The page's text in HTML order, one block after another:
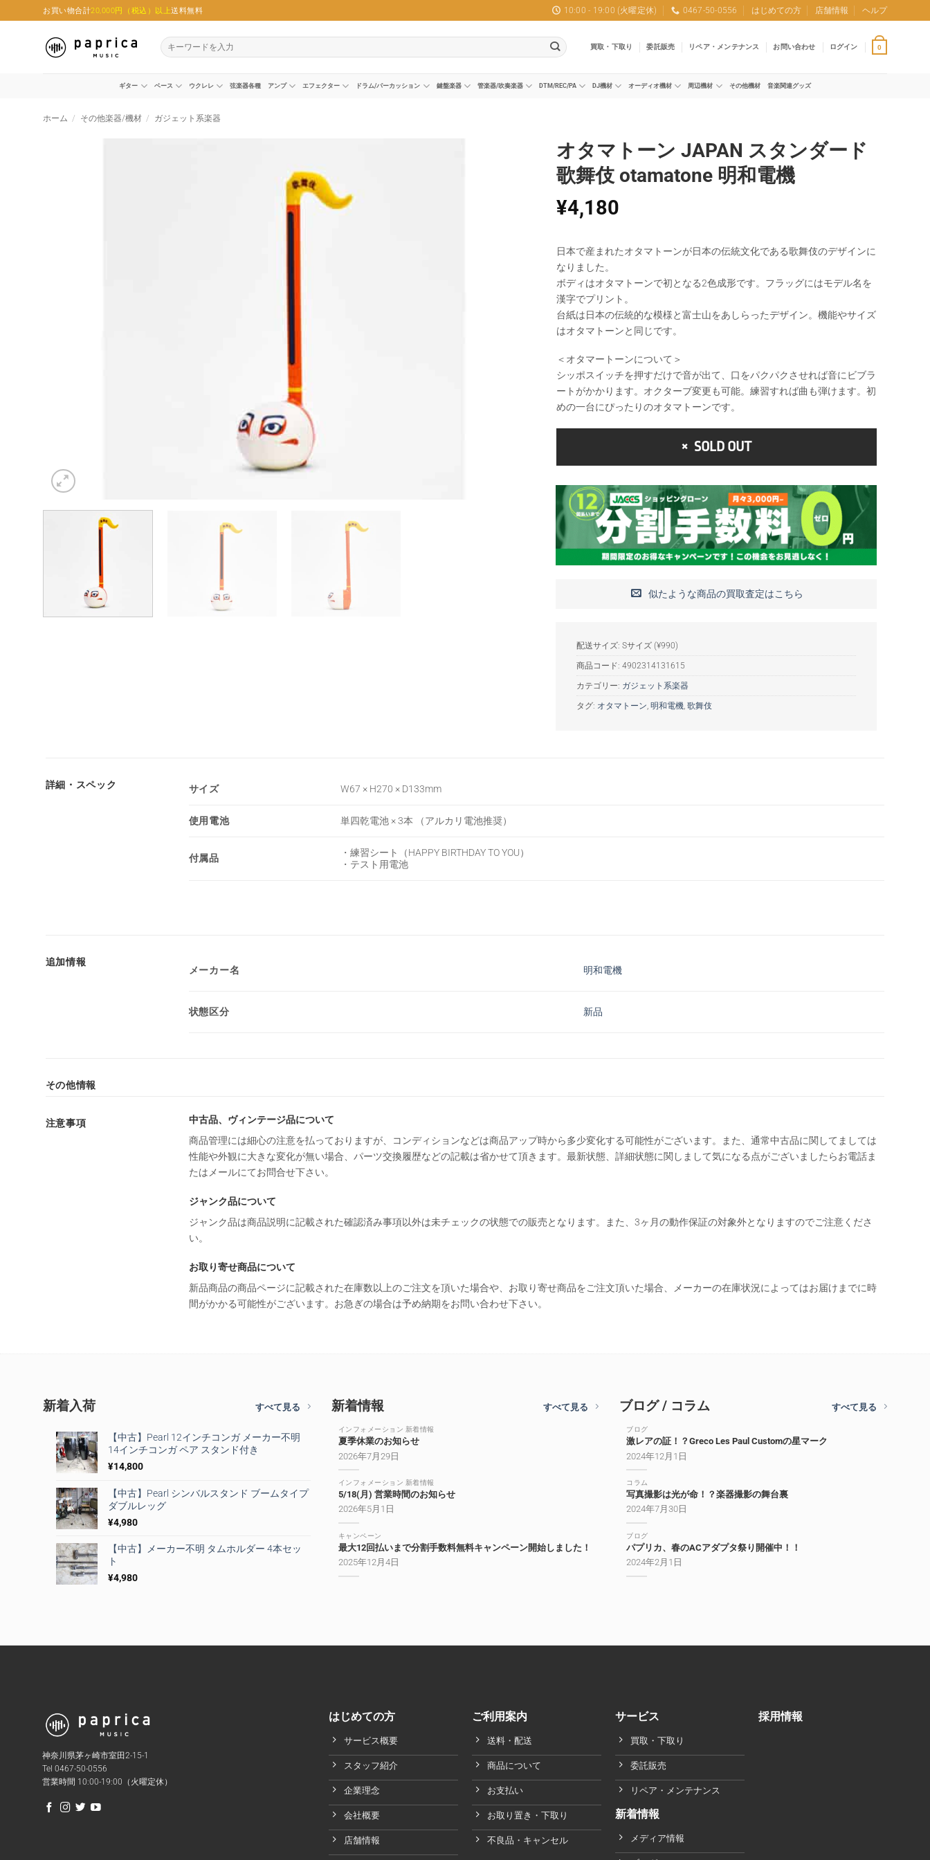
to
お買い物合計20,000円（税込）以上送料無料 10:00 - 19:00 (火曜定休) 0467-50-0556 はじめての方 店舗情報 ヘルプ
検
索
買取・下取り 委託販売 リペア・メンテナンス お問い合わせ ログイン 0
ギター ベース ウクレレ 弦楽器各種 アンプ エフェクター ドラム/パーカッション 鍵盤楽器 管楽器/吹奏楽器 DTM/REC/PA DJ機材 オーディオ機材 周辺機材 その他機材 音楽関連グッズ
ホーム / その他楽器/機材 / ガジェット系楽器
オタマトーン JAPAN スタンダード
歌舞伎 otamatone 明和電機
¥4,180
日本で産まれたオタマトーンが日本の伝統文化である歌舞伎のデザインに
なりました。
ボディはオタマトーンで初となる2色成形です。フラッグにはモデル名を
漢字でプリント。
台紙は日本の伝統的な模様と富士山をあしらったデザイン。機能やサイズ
はオタマトーンと同じです。
＜オタマートーンについて＞
シッポスイッチを押すだけで音が出て、口をパクパクさせれば音にビブラ
ートがかかります。オクターブ変更も可能。練習すれば曲も弾けます。初
めの一台にぴったりのオタマトーンです。
SOLD OUT
似たような商品の買取査定はこちら
配送サイズ: Sサイズ (¥990)
商品コード:4902314131615
カテゴリー: ガジェット系楽器
タグ: オタマトーン,明和電機,歌舞伎
詳細・スペック サイズ W67 × H270 × D133mm
使用電池 単四乾電池 × 3本 （アルカリ電池推奨）
付属品
・練習シート（HAPPY BIRTHDAY TO YOU）
・テスト用電池
追加情報
メーカー名 明和電機
状態区分 新品
その他情報
注意事項
中古品、ヴィンテージ品について
商品管理には細心の注意を払っておりますが、コンディションなどは商品アップ時から多少変化する可能性がございます。また、通常中古品に関してましては
性能や外観に大きな変化が無い場合、パーツ交換履歴などの記載は省かせて頂きます。最新状態、詳細状態に関しまして気になる点がございましたらお電話ま
たはメールにてお問合せ下さい。
ジャンク品について
ジャンク品は商品説明に記載された確認済み事項以外は未チェックの状態での販売となります。また、3ヶ月の動作保証の対象外となりますのでご注意くださ
い。
お取り寄せ商品について
新品商品の商品ページに記載された在庫数以上のご注文を頂いた場合や、お取り寄せ商品をご注文頂いた場合、メーカーの在庫状況によってはお届けまでに時
間がかかる可能性がございます。お急ぎの場合は予め納期をお問い合わせ下さい。
新着入荷 すべて見る
【中古】Pearl 12インチコンガ メーカー不明
14インチコンガ ペア スタンド付き
¥14,800
【中古】Pearl シンバルスタンド ブームタイプ
ダブルレッグ
¥4,980
【中古】メーカー不明 タムホルダー 4本セッ
ト
¥4,980
新着情報 すべて見る
インフォメーション 新着情報
夏季休業のお知らせ
2026年7月29日
インフォメーション 新着情報
5/18(月) 営業時間のお知らせ
2026年5月1日
キャンペーン
最大12回払いまで分割手数料無料キャンペーン開始しました！
2025年12月4日
ブログ / コラム すべて見る
ブログ
激レアの証！？Greco Les Paul Customの星マーク
2024年12月1日
コラム
写真撮影は光が命！？楽器撮影の舞台裏
2024年7月30日
ブログ
パプリカ、春のACアダプタ祭り開催中！！
2024年2月1日
神奈川県茅ヶ崎市室田2-15-1
Tel 0467-50-0556
営業時間 10:00-19:00（火曜定休）
はじめての方
サービス概要
スタッフ紹介
企業理念
会社概要
店舗情報
ご利用案内
送料・配送
商品について
お支払い
お取り置き・下取り
不良品・キャンセル
サービス
買取・下取り
委託販売
リペア・メンテナンス
新着情報
メディア情報
採用情報